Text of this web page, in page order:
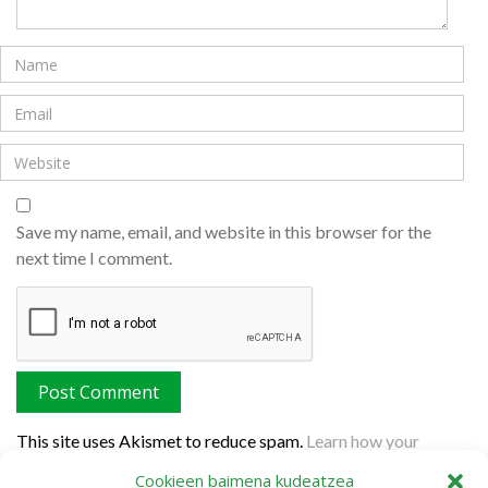
Cookieen baimena kudeatzea
Save my name, email, and website in this browser for the
next time I comment.
This site uses Akismet to reduce spam. Learn how your